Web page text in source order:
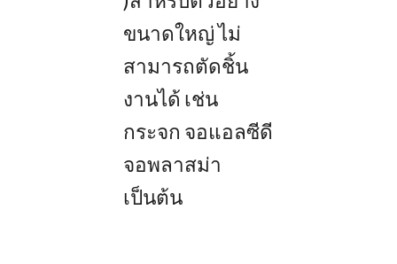
ขนาดใหญ่ ไม่
สามารถตัดชิ้น
งานได้ เช่น
กระจก จอแอลซีดี
จอพลาสม่า
เป็นต้น